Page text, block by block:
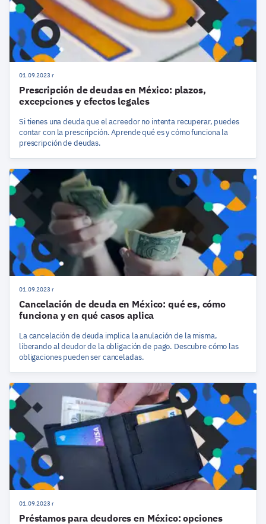
01.09.2023 r
Prescripción de deudas en México: plazos,
excepciones y efectos legales
Si tienes una deuda que el acreedor no intenta recuperar, puedes
contar con la prescripción. Aprende qué es y cómo funciona la
prescripción de deudas.
01.09.2023 r
Cancelación de deuda en México: qué es, cómo
funciona y en qué casos aplica
La cancelación de deuda implica la anulación de la misma,
liberando al deudor de la obligación de pago. Descubre cómo las
obligaciones pueden ser canceladas.
01.09.2023 r
Préstamos para deudores en México: opciones